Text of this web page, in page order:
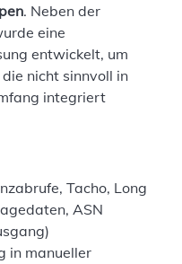
. Neben der
eine
entwickelt, um
nicht sinnvoll in
integriert
Tacho, Long
ASN
in manueller